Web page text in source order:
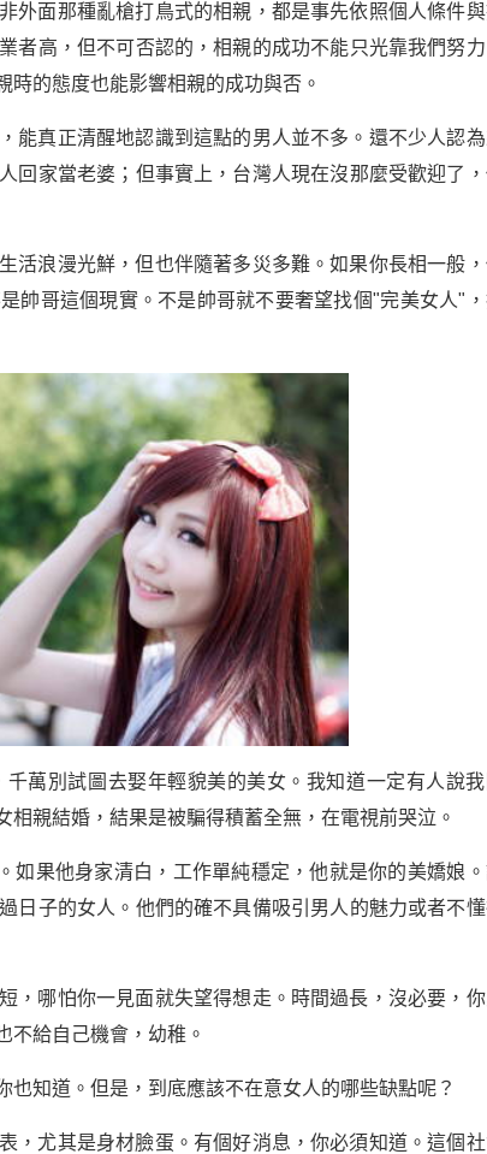
外面那種亂槍打鳥式的相親，都是事先依照個人條件
者高，但不可否認的，相親的成功不能只光靠我們努力
的態度也能影響相親的成功與否。
能真正清醒地認識到這點的男人並不多。還不少人認
回家當老婆；但事實上，台灣人現在沒那麼受歡迎了
活浪漫光鮮，但也伴隨著多災多難。如果你長相一般
帥哥這個現實。不是帥哥就不要奢望找個"完美女人"
萬別試圖去娶年輕貌美的美女。我知道一定有人說
親結婚，結果是被騙得積蓄全無，在電視前哭泣。
如果他身家清白，工作單純穩定，他就是你的美嬌娘
日子的女人。他們的確不具備吸引男人的魅力或者不
，哪怕你一見面就失望得想走。時間過長，沒必要，
不給自己機會，幼稚。
知道。但是，到底應該不在意女人的哪些缺點呢？
，尤其是身材臉蛋。有個好消息，你必須知道。這個